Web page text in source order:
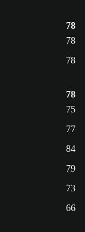
78
78
78
78
75
77
84
79
73
66